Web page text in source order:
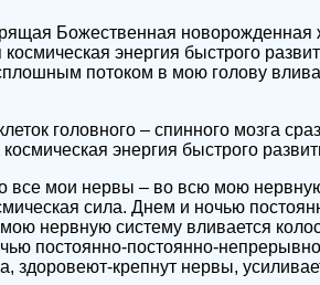
Божественная новорожденная
энергия быстрого
потоком в мою голову
головного – спинного мозга
энергия быстрого
все мои нервы – во всю мою
сила. Днем и ночью
нервную систему вливается
постоянно-постоянно-непрерывно
здоровеют-крепнут нервы,